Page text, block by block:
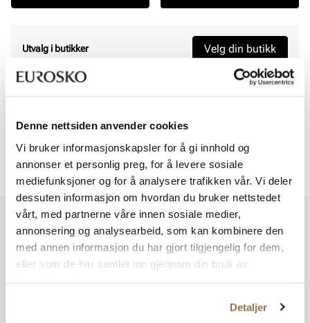
Denne nettsiden anvender cookies
Vi bruker informasjonskapsler for å gi innhold og
annonser et personlig preg, for å levere sosiale
mediefunksjoner og for å analysere trafikken vår. Vi deler
dessuten informasjon om hvordan du bruker nettstedet
vårt, med partnerne våre innen sosiale medier,
annonsering og analysearbeid, som kan kombinere den
med annen informasjon du har gjort tilgjengelig for dem,
eller som de har samlet inn gjennom din bruk av
Detaljer
Utvalg i butikker Velg din butikk
Viser0av0
Viser0av 0
Vi har mer å by på – ta en titt hos våre andre konsepter!